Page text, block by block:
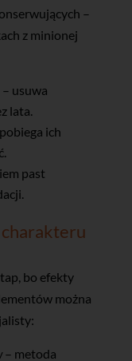
–
z minionej
– usuwa
lata.
ich
past
bo efekty
można
– metoda